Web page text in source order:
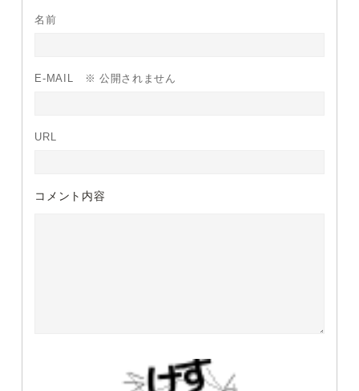
名前
E-MAIL ※ 公開されません
URL
コメント内容